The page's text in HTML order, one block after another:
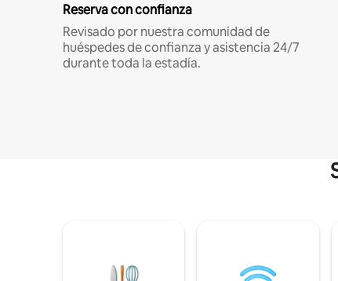
Reserva con confianza
Revisado por nuestra comunidad de
huéspedes de confianza y asistencia 24/7
durante toda la estadía.